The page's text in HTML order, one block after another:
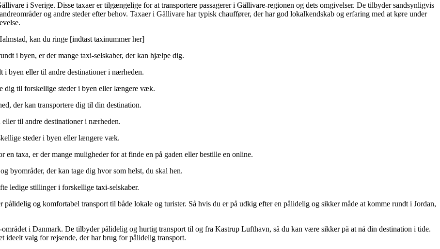
i Sverige. Disse taxaer er tilgængelige for at transportere passagerer i Gällivare-regionen og dets omgivelser. De tilbyder sandsynligvis
og andre steder efter behov. Taxaer i Gällivare har typisk chauffører, der har god lokalkendskab og erfaring med at køre under
kan du ringe [indtast taxinummer her]
i byen, er der mange taxi-selskaber, der kan hjælpe dig.
i byen eller til andre destinationer i nærheden.
dig til forskellige steder i byen eller længere væk.
der kan transportere dig til din destination.
til andre destinationer i nærheden.
steder i byen eller længere væk.
taxa, er der mange muligheder for at finde en på gaden eller bestille en online.
byområder, der kan tage dig hvor som helst, du skal hen.
ledige stillinger i forskellige taxi-selskaber.
og komfortabel transport til både lokale og turister. Så hvis du er på udkig efter en pålidelig og sikker måde at komme rundt i Jordan,
i Danmark. De tilbyder pålidelig og hurtig transport til og fra Kastrup Lufthavn, så du kan være sikker på at nå din destination i tide.
ideelt valg for rejsende, der har brug for pålidelig transport.